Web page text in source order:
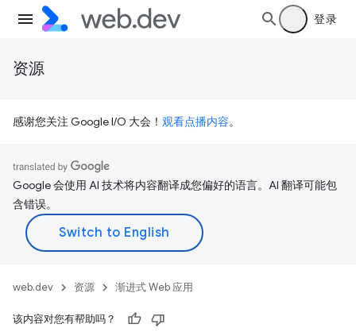
登录
资源
感谢您关注 Google I/O 大会！ 观看点播内容。
Google 会使用 AI 技术将内容翻译成您偏好的语言。AI 翻译可能包
含错误。
web.dev 资源 渐进式 Web 应用
该内容对您有帮助吗？